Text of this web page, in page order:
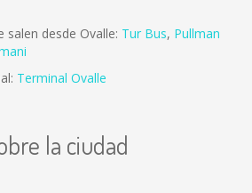
salen desde Ovalle: Tur Bus, Pullman
Terminal Ovalle
la ciudad